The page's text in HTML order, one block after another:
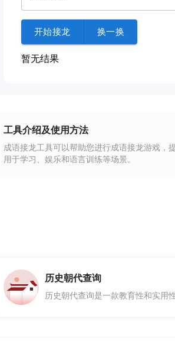
开始接龙 换一换
暂无结果
工具介绍及使用方法
成语接龙工具可以帮助您进行成语接龙游戏，
用于学习、娱乐和语言训练等场景。
历史朝代查询
历史朝代查询是一款教育性和实用